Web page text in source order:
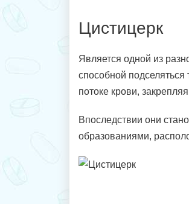
Цистицерк
Является одной из
способной
потоке крови,
Впоследствии они
образованиями,